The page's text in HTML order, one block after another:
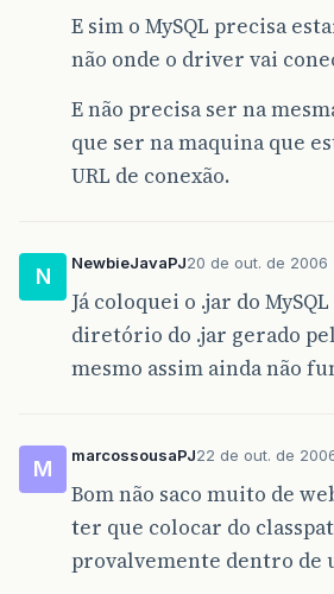
E sim o MySQL precisa
não onde o driver vai
E não precisa ser na
que ser na maquina que
URL de conexão.
N
NewbieJavaPJ20 de out. de 2006
Já coloquei o .jar do
diretório do .jar gerado
mesmo assim ainda não
M
marcossousaPJ22 de out. de
Bom não saco muito de
ter que colocar do
provalvemente dentro de